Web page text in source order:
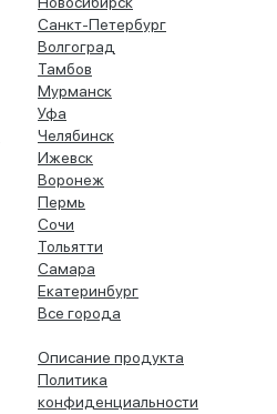
Санкт-Петербург
Волгоград
Тамбов
Мурманск
Уфа
Челябинск
Ижевск
Воронеж
Пермь
Сочи
Тольятти
Самара
Екатеринбург
Все города
Описание продукта
Политика
конфиденциальности